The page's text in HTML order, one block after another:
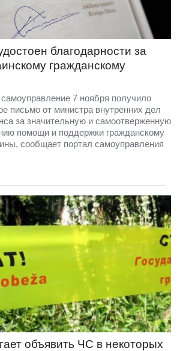
благодарности за
гражданскому
7 ноября получило
письмо от министра внутренних дел
за значительную и самоотверженную
помощи и поддержки гражданскому
сообщает портал самоуправления
объявить ЧС в некоторых